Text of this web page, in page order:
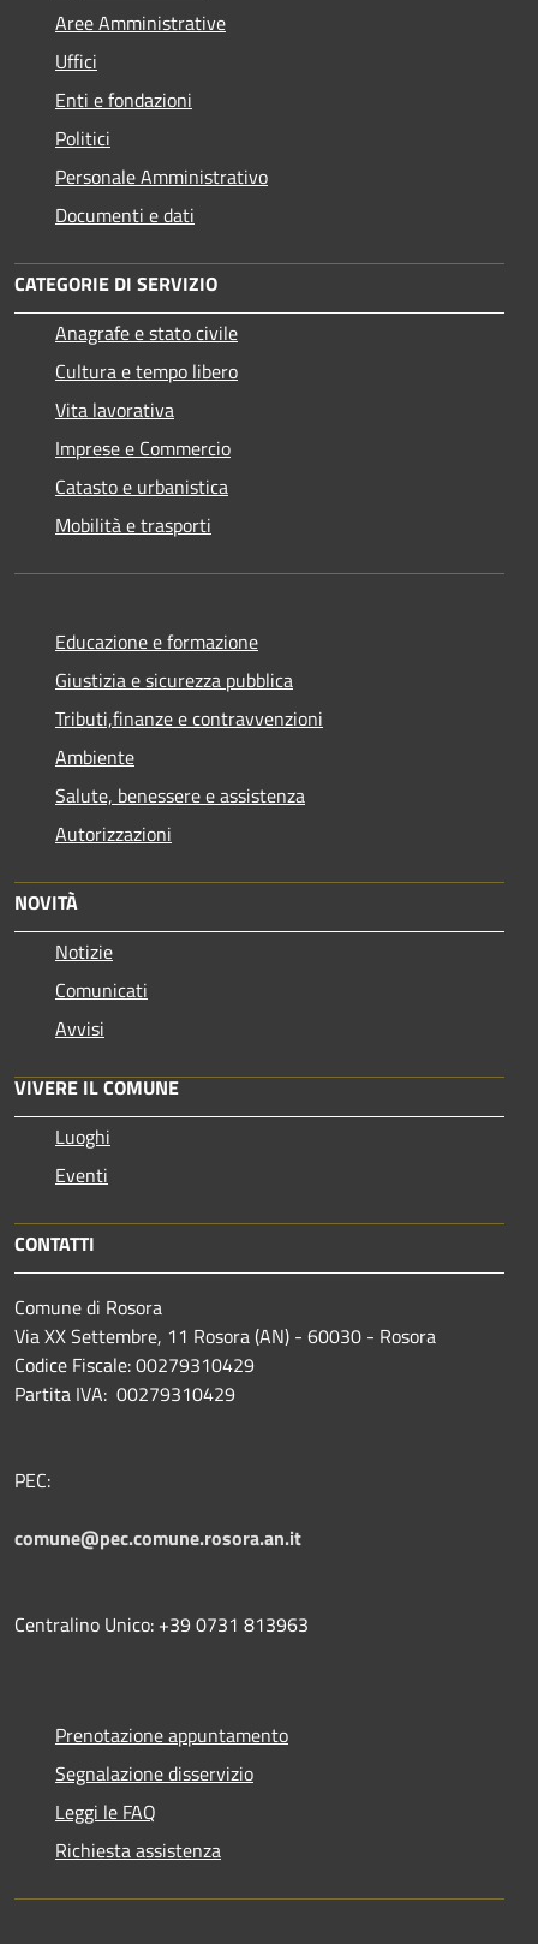
Aree Amministrative
Uffici
Enti e fondazioni
Politici
Personale Amministrativo
Documenti e dati
CATEGORIE DI SERVIZIO
Anagrafe e stato civile
Cultura e tempo libero
Vita lavorativa
Imprese e Commercio
Catasto e urbanistica
Mobilità e trasporti
Educazione e formazione
Giustizia e sicurezza pubblica
Tributi,finanze e contravvenzioni
Ambiente
Salute, benessere e assistenza
Autorizzazioni
NOVITÀ
Notizie
Comunicati
Avvisi
VIVERE IL COMUNE
Luoghi
Eventi
CONTATTI
Comune di Rosora
Via XX Settembre, 11 Rosora (AN) - 60030 - Rosora
Codice Fiscale: 00279310429
Partita IVA: 00279310429
PEC:
comune@pec.comune.rosora.an.it
Centralino Unico: +39 0731 813963
Prenotazione appuntamento
Segnalazione disservizio
Leggi le FAQ
Richiesta assistenza